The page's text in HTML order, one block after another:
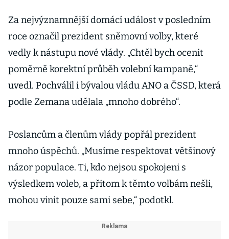
státu to půjde
ztěžka
Za nejvýznamnější domácí událost v posledním
roce označil prezident sněmovní volby, které
vedly k nástupu nové vlády. „Chtěl bych ocenit
poměrně korektní průběh volební kampaně,“
uvedl. Pochválil i bývalou vládu ANO a ČSSD, která
podle Zemana udělala „mnoho dobrého“.
Poslancům a členům vlády popřál prezident
mnoho úspěchů. „Musíme respektovat většinový
názor populace. Ti, kdo nejsou spokojeni s
výsledkem voleb, a přitom k těmto volbám nešli,
mohou vinit pouze sami sebe,“ podotkl.